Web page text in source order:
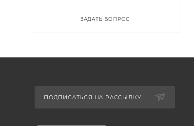
ЗАДАТЬ ВОПРОС
ПОДПИСАТЬСЯ НА РАССЫЛКУ